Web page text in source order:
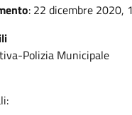
: 22 dicembre 2020,
Polizia Municipale